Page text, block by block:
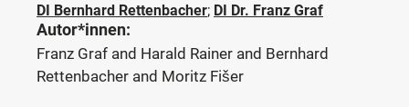
DI Bernhard Rettenbacher; DI Dr. Franz Graf
Autor*innen:
Franz Graf and Harald Rainer and Bernhard
Rettenbacher and Moritz Fišer